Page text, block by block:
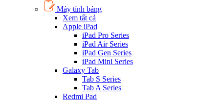
Máy tính bảng
Xem tất cả
Apple iPad
iPad Pro Series
iPad Air Series
iPad Gen Series
iPad Mini Series
Galaxy Tab
Tab S Series
Tab A Series
Redmi Pad